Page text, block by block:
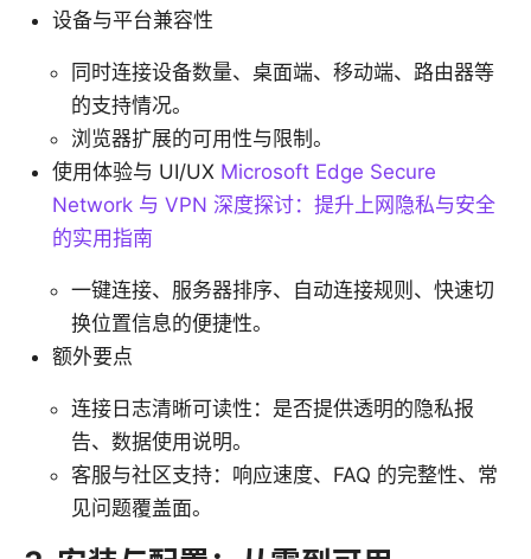
设备与平台兼容性
同时连接设备数量、桌面端、移动端、路由器等
的支持情况。
浏览器扩展的可用性与限制。
使用体验与 UI/UX Microsoft Edge Secure
Network 与 VPN 深度探讨：提升上网隐私与安全
的实用指南
一键连接、服务器排序、自动连接规则、快速切
换位置信息的便捷性。
额外要点
连接日志清晰可读性：是否提供透明的隐私报
告、数据使用说明。
客服与社区支持：响应速度、FAQ 的完整性、常
见问题覆盖面。